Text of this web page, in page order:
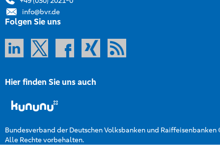
info@bvr.de
Folgen Sie uns
Hier finden Sie uns auch
Bundesverband der Deutschen Volksbanken und Raiffeisenbanken
Alle Rechte vorbehalten.